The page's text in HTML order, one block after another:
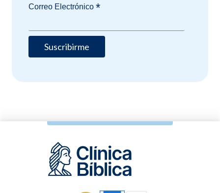
Correo Electrónico*